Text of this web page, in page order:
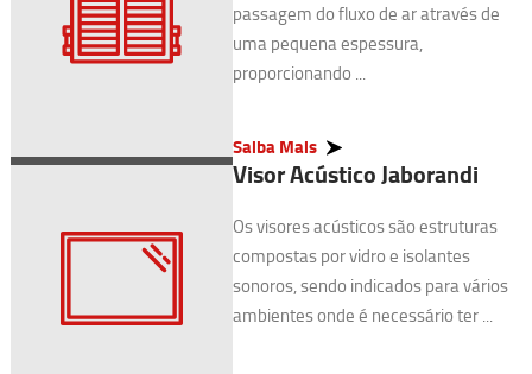
passagem do fluxo de ar através de
uma pequena espessura,
proporcionando ...
Saiba Mais
Visor Acústico Jaborandi
Os visores acústicos são estruturas
compostas por vidro e isolantes
sonoros, sendo indicados para vários
ambientes onde é necessário ter ...